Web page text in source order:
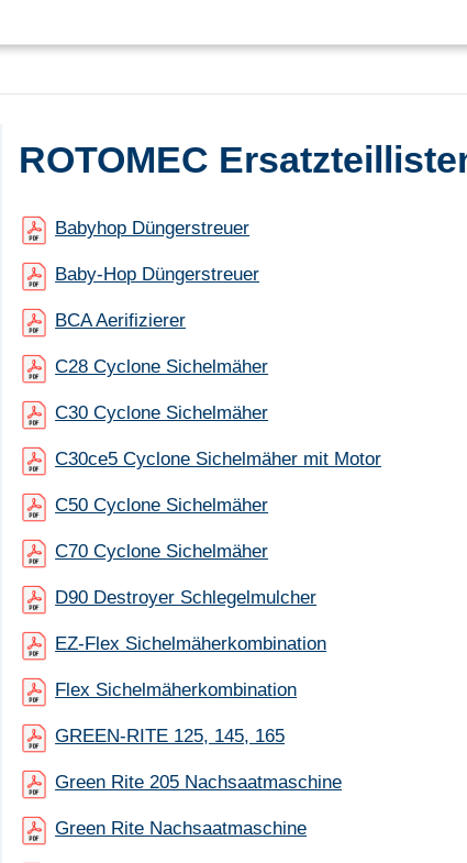
ROTOMEC
Babyhop Düngerstreuer
Baby-Hop Düngerstreuer
BCA Aerifizierer
C28 Cyclone Sichelmäher
C30 Cyclone Sichelmäher
C30ce5 Cyclone Sichelmäher mit Motor
C50 Cyclone Sichelmäher
C70 Cyclone Sichelmäher
D90 Destroyer Schlegelmulcher
EZ-Flex Sichelmäherkombination
Flex Sichelmäherkombination
GREEN-RITE 125, 145, 165
Green Rite 205 Nachsaatmaschine
Green Rite Nachsaatmaschine